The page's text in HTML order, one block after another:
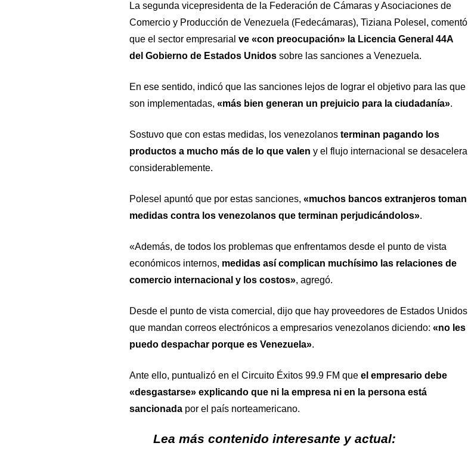
La segunda vicepresidenta de la Federación de Cámaras y Asociaciones de
Comercio y Producción de Venezuela (Fedecámaras), Tiziana Polesel, comentó
que el sector empresarial ve «con preocupación» la Licencia General 44A
del Gobierno de Estados Unidossobre las sanciones a Venezuela.
En ese sentido, indicó que las sanciones lejos de lograr el objetivo para las que
son implementadas, «más bien generan un prejuicio para la ciudadanía».
Sostuvo que con estas medidas, los venezolanos terminan pagando los
productos a mucho más de lo que valen y el flujo internacional se desacelera
considerablemente.
Polesel apuntó que por estas sanciones, «muchos bancos extranjeros toman
medidas contra los venezolanos que terminan perjudicándolos».
«Además, de todos los problemas que enfrentamos desde el punto de vista
económicos internos, medidas así complican muchísimo las relaciones de
comercio internacional y los costos», agregó.
Desde el punto de vista comercial, dijo que hay proveedores de Estados Unidos
que mandan correos electrónicos a empresarios venezolanos diciendo: «no les
puedo despachar porque es Venezuela».
Ante ello, puntualizó en el Circuito Éxitos 99.9 FM que el empresario debe
«desgastarse» explicando que ni la empresa ni en la persona está
sancionada por el país norteamericano.
Lea más contenido interesante y actual: